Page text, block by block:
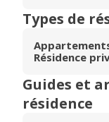
Types de
Résidence
Guides et
résidence